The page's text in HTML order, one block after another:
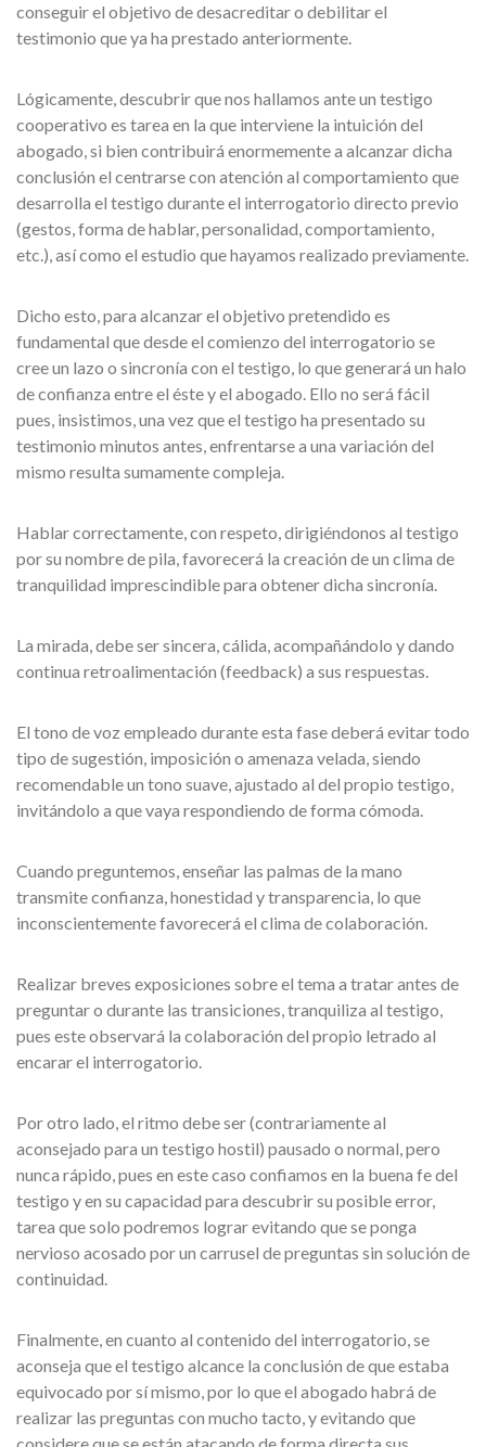
conseguir el objetivo de desacreditar o debilitar el
testimonio que ya ha prestado anteriormente.
Lógicamente, descubrir que nos hallamos ante un testigo
cooperativo es tarea en la que interviene la intuición del
abogado, si bien contribuirá enormemente a alcanzar dicha
conclusión el centrarse con atención al comportamiento que
desarrolla el testigo durante el interrogatorio directo previo
(gestos, forma de hablar, personalidad, comportamiento,
etc.), así como el estudio que hayamos realizado previamente.
Dicho esto, para alcanzar el objetivo pretendido es
fundamental que desde el comienzo del interrogatorio se
cree un lazo o sincronía con el testigo, lo que generará un halo
de confianza entre el éste y el abogado. Ello no será fácil
pues, insistimos, una vez que el testigo ha presentado su
testimonio minutos antes, enfrentarse a una variación del
mismo resulta sumamente compleja.
Hablar correctamente, con respeto, dirigiéndonos al testigo
por su nombre de pila, favorecerá la creación de un clima de
tranquilidad imprescindible para obtener dicha sincronía.
La mirada, debe ser sincera, cálida, acompañándolo y dando
continua retroalimentación (feedback) a sus respuestas.
El tono de voz empleado durante esta fase deberá evitar todo
tipo de sugestión, imposición o amenaza velada, siendo
recomendable un tono suave, ajustado al del propio testigo,
invitándolo a que vaya respondiendo de forma cómoda.
Cuando preguntemos, enseñar las palmas de la mano
transmite confianza, honestidad y transparencia, lo que
inconscientemente favorecerá el clima de colaboración.
Realizar breves exposiciones sobre el tema a tratar antes de
preguntar o durante las transiciones, tranquiliza al testigo,
pues este observará la colaboración del propio letrado al
encarar el interrogatorio.
Por otro lado, el ritmo debe ser (contrariamente al
aconsejado para un testigo hostil) pausado o normal, pero
nunca rápido, pues en este caso confiamos en la buena fe del
testigo y en su capacidad para descubrir su posible error,
tarea que solo podremos lograr evitando que se ponga
nervioso acosado por un carrusel de preguntas sin solución de
continuidad.
Finalmente, en cuanto al contenido del interrogatorio, se
aconseja que el testigo alcance la conclusión de que estaba
equivocado por sí mismo, por lo que el abogado habrá de
realizar las preguntas con mucho tacto, y evitando que